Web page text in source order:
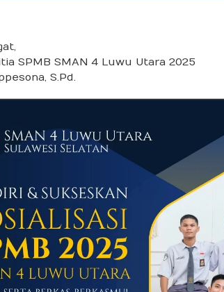
SPMB SMAN 4 Luwu Utara 2025
S.Pd.